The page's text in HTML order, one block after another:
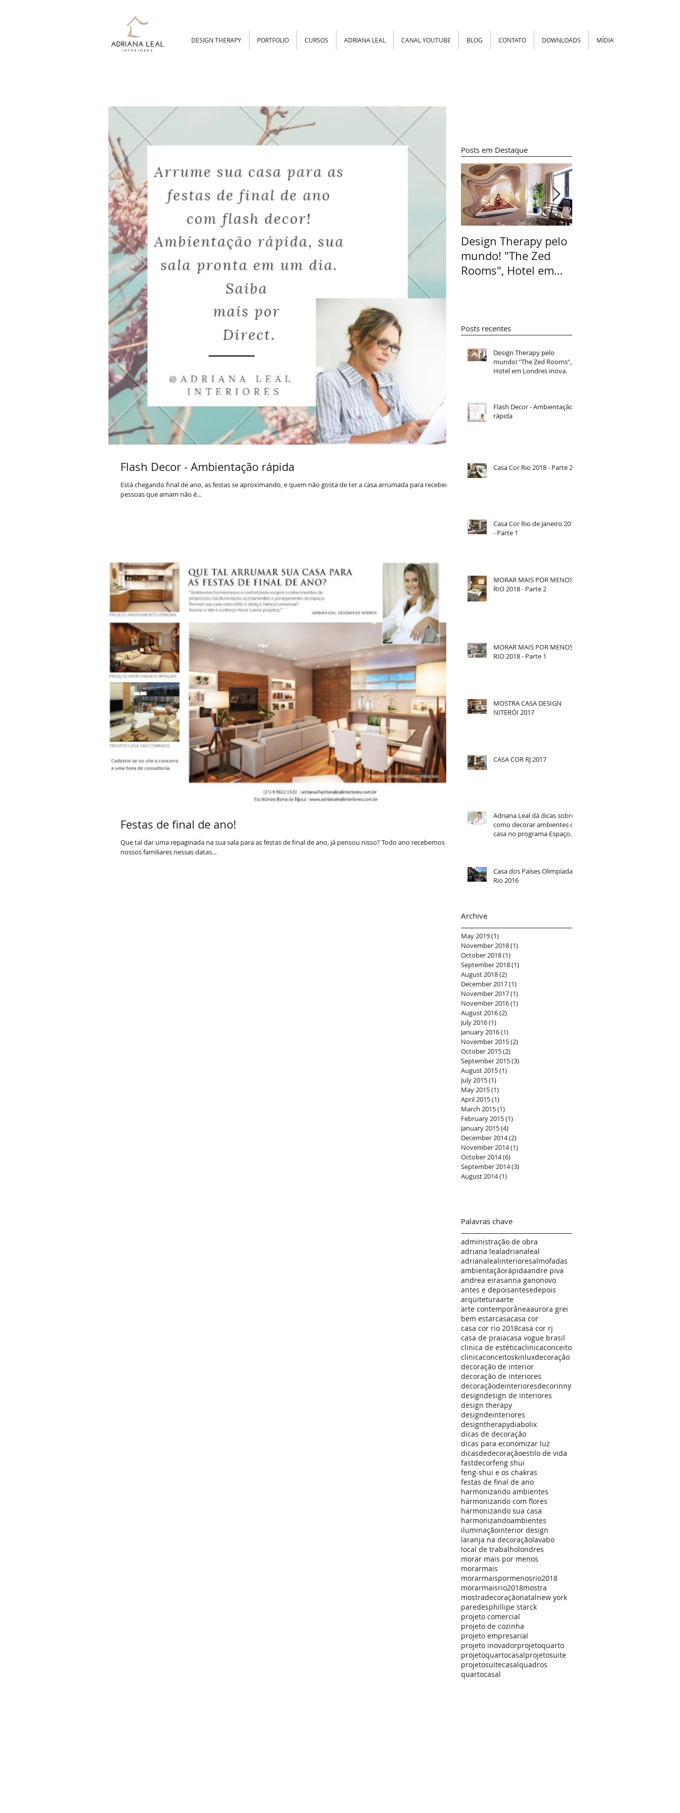
DESIGN THERAPY PORTFOLIO CURSOS ADRIANA LEAL CANAL YOUTUBE BLOG CONTATO DOWNLOADS MÍDIA
Flash Decor - Ambientação rápida
Está chegando final de ano, as festas se aproximando, e quem não gosta de ter a casa arrumada para receber as
pessoas que amam não é...
Festas de final de ano!
Que tal dar uma repaginada na sua sala para as festas de final de ano, já pensou nisso? Todo ano recebemos
nossos familiares nessas datas...
Posts em Destaque
Design Therapy pelo
mundo! "The Zed
Rooms", Hotel em
Posts recentes
Design Therapy pelo
mundo! "The Zed Rooms",
Hotel em Londres inova.
Flash Decor - Ambientação
rápida
Casa Cor Rio 2018 - Parte 2
Casa Cor Rio de Janeiro 2018
- Parte 1
MORAR MAIS POR MENOS
RIO 2018 - Parte 2
MORAR MAIS POR MENOS
RIO 2018 - Parte 1
MOSTRA CASA DESIGN
NITERÓI 2017
CASA COR RJ 2017
Adriana Leal dá dicas sobre
como decorar ambientes da
casa no programa Espaço
Casa dos Países Olimpíadas
Rio 2016
Archive
May 2019(1)
November 2018(1)
October 2018(1)
September 2018(1)
August 2018(2)
December 2017(1)
November 2017(1)
November 2016(1)
August 2016(2)
July 2016(1)
January 2016(1)
November 2015(2)
October 2015(2)
September 2015(3)
August 2015(1)
July 2015(1)
May 2015(1)
April 2015(1)
March 2015(1)
February 2015(1)
January 2015(4)
December 2014(2)
November 2014(1)
October 2014(6)
September 2014(3)
August 2014(1)
Palavras chave
administração de obra
adriana lealadrianaleal
adrianalealinterioresalmofadas
ambientaçãorápidaandre piva
andrea eirasanna ganonovo
antes e depoisantesedepois
arquiteturaarte
arte contemporâneaaurora grei
bem estarcasacasa cor
casa cor rio 2018casa cor rj
casa de praiacasa vogue brasil
clinica de estéticaclinicaconceito
clinicaconceitoskinluxdecoração
decoração de interior
decoração de interiores
decoraçãodeinterioresdecorinny
designdesign de interiores
design therapy
designdeinteriores
designtherapydiabolix
dicas de decoração
dicas para economizar luz
dicasdedecoraçãoestilo de vida
fastdecorfeng shui
feng-shui e os chakras
festas de final de ano
harmonizando ambientes
harmonizando com flores
harmonizando sua casa
harmonizandoambientes
iluminaçãointerior design
laranja na decoraçãolavabo
local de trabalholondres
morar mais por menos
morarmais
morarmaispormenosrio2018
morarmaisrio2018mostra
mostradecoraçãonatalnew york
paredesphillipe starck
projeto comercial
projeto de cozinha
projeto empresarial
projeto inovadorprojetoquarto
projetoquartocasalprojetosuite
projetosuitecasalquadros
quartocasal